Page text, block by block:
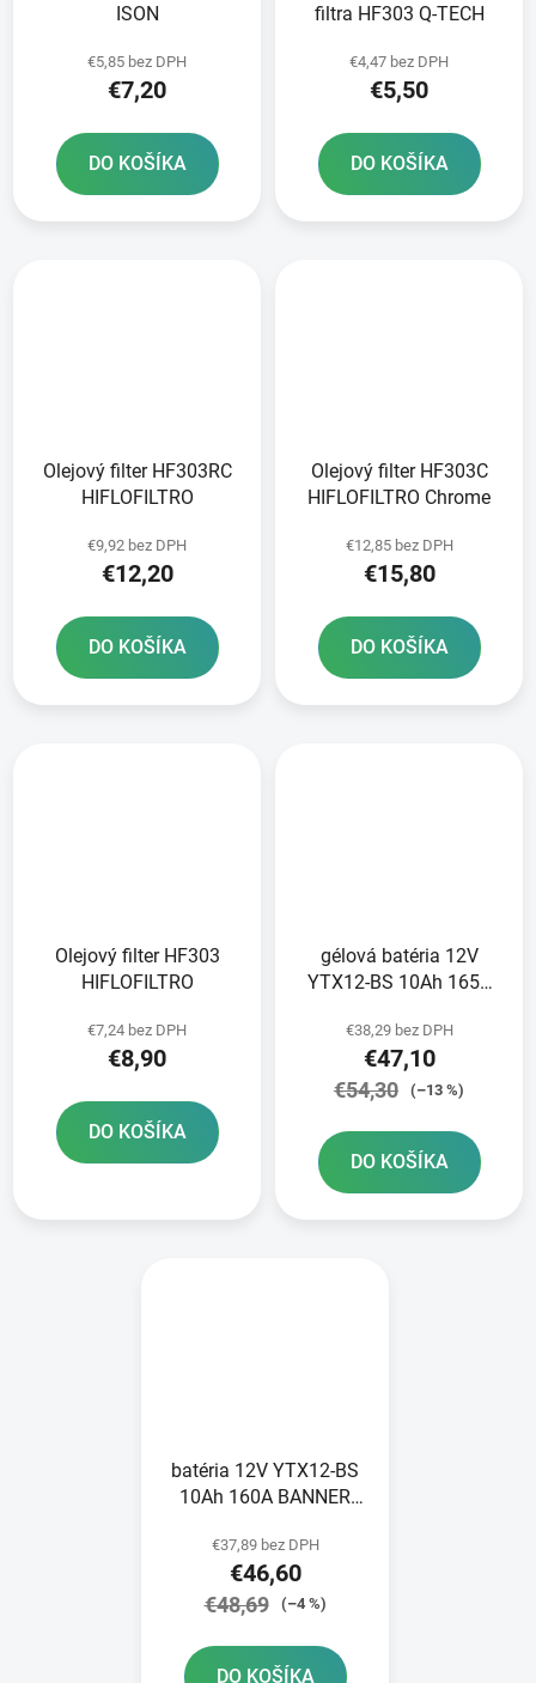
ISON
€5,85 bez DPH
€7,20
DO KOŠÍKA
filtra HF303 Q-TECH
€4,47 bez DPH
€5,50
DO KOŠÍKA
Olejový filter HF303RC
HIFLOFILTRO
€9,92 bez DPH
€12,20
DO KOŠÍKA
Olejový filter HF303C
HIFLOFILTRO Chrome
€12,85 bez DPH
€15,80
DO KOŠÍKA
Olejový filter HF303
HIFLOFILTRO
€7,24 bez DPH
€8,90
DO KOŠÍKA
gélová batéria 12V
YTX12-BS 10Ah 165A
150x87x130
€38,29 bez DPH
€47,10
€54,30 (–13 %)
DO KOŠÍKA
batéria 12V YTX12-BS
10Ah 160A BANNER
150x87x131
€37,89 bez DPH
€46,60
€48,69 (–4 %)
DO KOŠÍKA